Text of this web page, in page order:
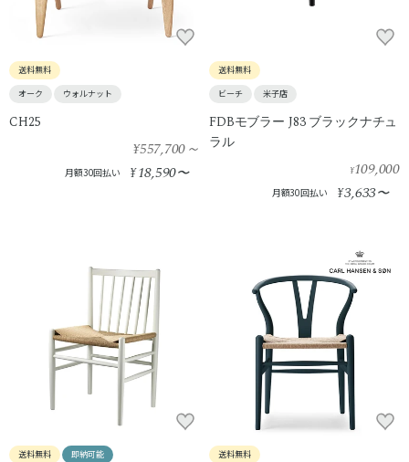
送料無料
オーク
ウォルナット
CH25
¥557,700～
月額30回払い ¥18,590〜
送料無料
ビーチ
米子店
FDBモブラー J83 ブラックナチュ
ラル
¥109,000
月額30回払い ¥3,633〜
送料無料
即納可能
送料無料